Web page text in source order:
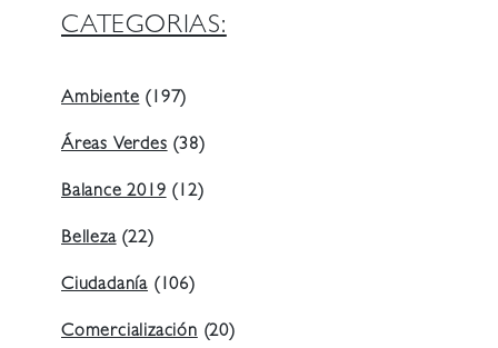
CATEGORIAS:
Ambiente (197)
Áreas Verdes (38)
Balance 2019 (12)
Belleza(22)
Ciudadanía (106)
Comercialización (20)